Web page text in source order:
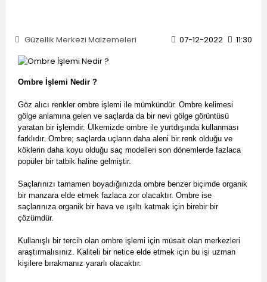
Güzellik Merkezi Malzemeleri 07-12-2022 11:30
Ombre İşlemi Nedir ?
Göz alıcı renkler ombre işlemi ile mümkündür. Ombre kelimesi
gölge anlamına gelen ve saçlarda da bir nevi gölge görüntüsü
yaratan bir işlemdir. Ülkemizde ombre ile yurtdışında kullanması
farklıdır. Ombre; saçlarda uçların daha aleni bir renk olduğu ve
köklerin daha koyu olduğu saç modelleri son dönemlerde fazlaca
popüler bir tatbik haline gelmiştir.
Saçlarınızı tamamen boyadığınızda ombre benzer biçimde organik
bir manzara elde etmek fazlaca zor olacaktır. Ombre ise
saçlarınıza organik bir hava ve ışıltı katmak için birebir bir
çözümdür.
Kullanışlı bir tercih olan ombre işlemi için müsait olan merkezleri
araştırmalısınız. Kaliteli bir netice elde etmek için bu işi uzman
kişilere bırakmanız yararlı olacaktır.